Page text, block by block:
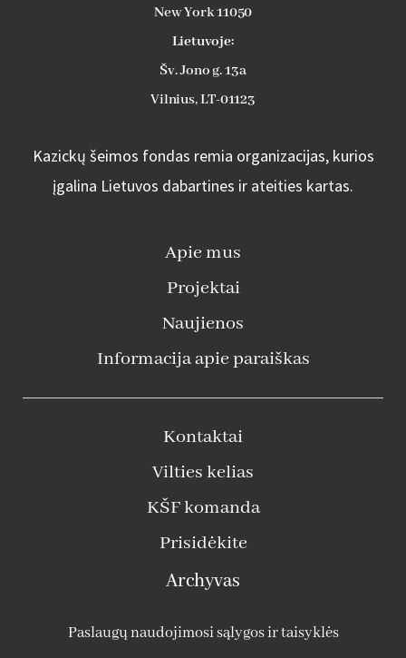
New York 11050
Lietuvoje:
Šv. Jono g. 13a
Vilnius, LT-01123
Kazickų šeimos fondas remia organizacijas, kurios
įgalina Lietuvos dabartines ir ateities kartas.
Apie mus
Projektai
Naujienos
Informacija apie paraiškas
Kontaktai
Vilties kelias
KŠF komanda
Prisidėkite
Archyvas
Paslaugų naudojimosi sąlygos ir taisyklės